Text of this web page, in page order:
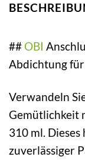
## OBI
Abdichtung
Verwandeln
Gemütlichkeit
310 ml.
zuverlässiger